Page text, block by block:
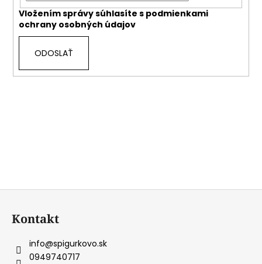
Vložením správy súhlasíte s podmienkami
ochrany osobných údajov
ODOSLAŤ
Kontakt
info@spigurkovo.sk
0949740717